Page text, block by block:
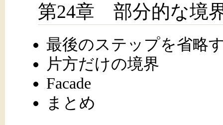
第24章 部分的な境
最後のステップを省略
片方だけの境界
Facade
まとめ